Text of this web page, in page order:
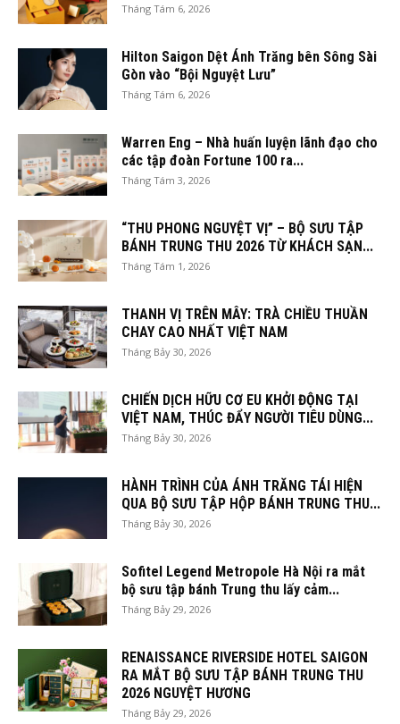
Tháng Tám 6, 2026
Hilton Saigon Dệt Ánh Trăng bên Sông Sài
Gòn vào “Bội Nguyệt Lưu”
Tháng Tám 6, 2026
Warren Eng – Nhà huấn luyện lãnh đạo cho
các tập đoàn Fortune 100 ra...
Tháng Tám 3, 2026
“THU PHONG NGUYỆT VỊ” – BỘ SƯU TẬP
BÁNH TRUNG THU 2026 TỪ KHÁCH SẠN...
Tháng Tám 1, 2026
THANH VỊ TRÊN MÂY: TRÀ CHIỀU THUẦN
CHAY CAO NHẤT VIỆT NAM
Tháng Bảy 30, 2026
CHIẾN DỊCH HỮU CƠ EU KHỞI ĐỘNG TẠI
VIỆT NAM, THÚC ĐẨY NGƯỜI TIÊU DÙNG...
Tháng Bảy 30, 2026
HÀNH TRÌNH CỦA ÁNH TRĂNG TÁI HIỆN
QUA BỘ SƯU TẬP HỘP BÁNH TRUNG THU...
Tháng Bảy 30, 2026
Sofitel Legend Metropole Hà Nội ra mắt
bộ sưu tập bánh Trung thu lấy cảm...
Tháng Bảy 29, 2026
RENAISSANCE RIVERSIDE HOTEL SAIGON
RA MẮT BỘ SƯU TẬP BÁNH TRUNG THU
2026 NGUYỆT HƯƠNG
Tháng Bảy 29, 2026